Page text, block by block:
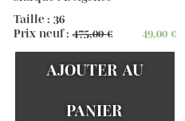
Taille : 36
Prix neuf :475,00€ 49,00 €
AJOUTER AU
PANIER